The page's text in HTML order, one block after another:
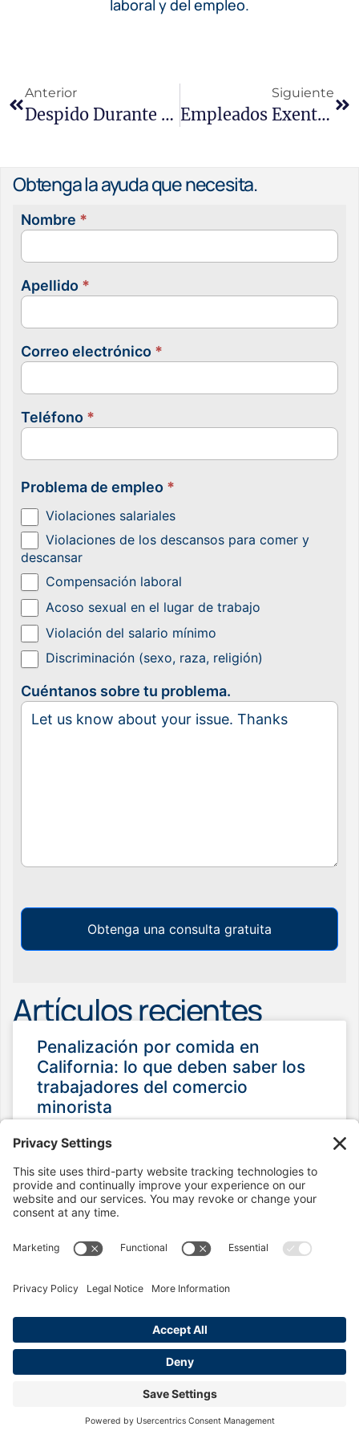
laboral y del empleo.
Anterior
Despido Durante La Baja Médica: Sus Derechos En California
Siguiente
Empleados Exentos Frente A No Exentos: Derechos Según La Legislación De California
Obtenga la ayuda que necesita.
Contacta
nosotras
Nombre *
Apellido *
Correo electrónico *
Teléfono *
Problema de empleo *
Violaciones salariales
Violaciones de los descansos para comer y
descansar
Compensación laboral
Acoso sexual en el lugar de trabajo
Violación del salario mínimo
Discriminación (sexo, raza, religión)
Cuéntanos sobre tu problema.
Obtenga una consulta gratuita
Artículos recientes
Penalización por comida en
California: lo que deben saber los
trabajadores del comercio
minorista
La ley de penalización por comida de
California protege a los empleados frente
a descansos no realizados. Conozca los
requisitos, las sanciones y cómo reclamar
24 de febrero de 2026 No hay comentarios
Nuevas leyes de empleo de
para los trabajadores